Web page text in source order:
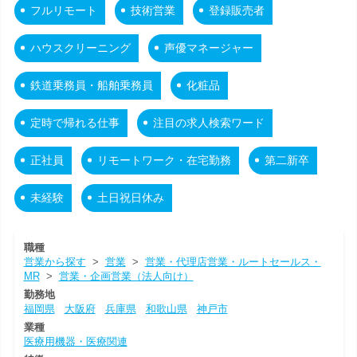
フルリモート 技術営業 登録販売者
ハウスクリーニング 声優マネージャー
鉄道乗務員・船舶乗務員 化粧品
定時で帰れる仕事 注目の求人検索ワード
正社員 リモートワーク・在宅勤務 第二新卒
未経験 土日祝日休み
職種
営業から探す > 営業> 営業・代理店営業・ルートセールス・
MR> 営業・企画営業（法人向け）
勤務地
福岡県
大阪府 兵庫県 和歌山県
神戸市
業種
医療用機器・医療関連